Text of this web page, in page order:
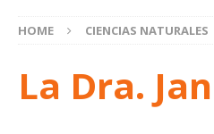
HOME CIENCIAS NATURALES
La Dra.